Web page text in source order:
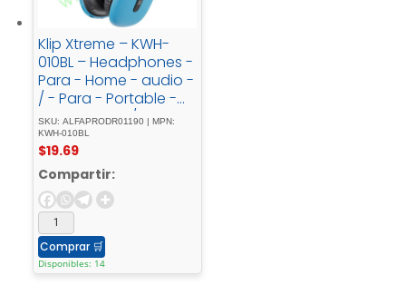
Klip Xtreme – KWH-
010BL – Headphones -
Para - Home - audio -
/ - Para - Portable -
electronics - / - Para -
Professional - audio -
/ - Para - Cellular -
phoneWireless25HrsBl
ueBT
SKU: ALFAPRODR01190 | MPN:
KWH-010BL
$19.69
Compartir:
Comprar 🛒
Disponibles: 14